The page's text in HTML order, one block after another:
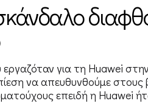
για τη Huawei
να απευθυνθούμε
επειδή η Huawei